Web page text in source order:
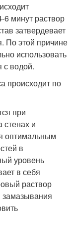
6 минут раствор
затвердевает
По этой причине
использовать
с водой.
происходит по
при
стенах и
оптимальным
в
уровень
в себя
раствор
замазывания